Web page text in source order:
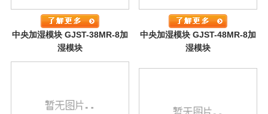
中央加湿模块 GJST-38MR-8加
湿模块
中央加湿模块 GJST-48MR-8加
湿模块